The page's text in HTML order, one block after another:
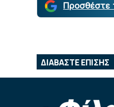
Προσθέστε
ΔΙΑΒΑΣΤΕ ΕΠΙΣΗΣ